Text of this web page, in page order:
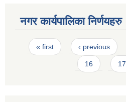
नगर कार्यपालिका निर्णयहरु
Pages
« first ‹ previous
16 17